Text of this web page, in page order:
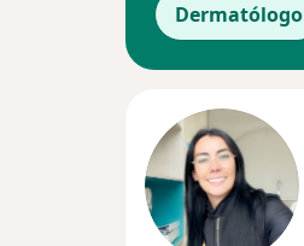
Dermatólogo